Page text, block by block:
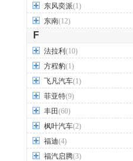
东风奕派(1)
东南(12)
F
法拉利 (10)
方程豹(1)
飞凡汽车(1)
菲亚特(9)
丰田(60)
枫叶汽车(2)
福迪(4)
福汽启腾(3)